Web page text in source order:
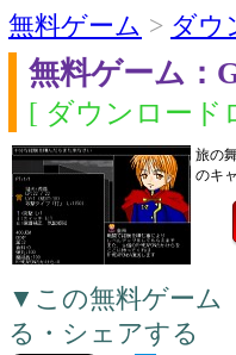
無料ゲーム > ダウ
無料ゲーム
[ ダウンロード
旅の
のキ
▼この無料ゲーム
る・シェアする